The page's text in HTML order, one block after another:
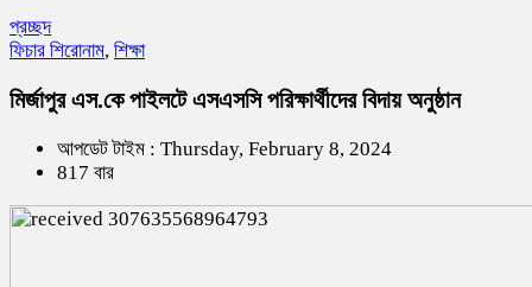
প্রচ্ছদ
ফিচার শিরোনাম, শিক্ষা
মির্জাপুর এস.কে পাইলটে এসএসসি পরিক্ষার্থীদের বিদায় অনুষ্ঠান
আপডেট টাইম : Thursday, February 8, 2024
817 বার